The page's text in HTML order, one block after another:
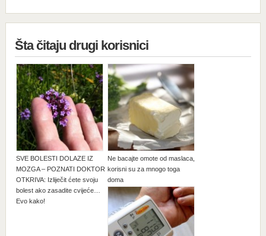
Šta čitaju drugi korisnici
SVE BOLESTI DOLAZE IZ
MOZGA – POZNATI DOKTOR
OTKRIVA: Izliječit ćete svoju
bolest ako zasadite cvijeće…
Evo kako!
Ne bacajte omote od maslaca,
korisni su za mnogo toga
doma